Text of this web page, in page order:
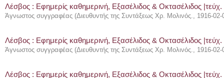
Λέσβος : Eφημερίς καθημερινή, Εξασέλιδος & Οκτασέλιδος
Άγνωστος συγγραφέας (Διευθυντής της Συντάξεως Χρ. Μολινός., 1916-02-
Λέσβος : Eφημερίς καθημερινή, Εξασέλιδος & Οκτασέλιδος
Άγνωστος συγγραφέας (Διευθυντής της Συντάξεως Χρ. Μολινός., 1916-02-
Λέσβος : Eφημερίς καθημερινή, Εξασέλιδος & Οκτασέλιδος